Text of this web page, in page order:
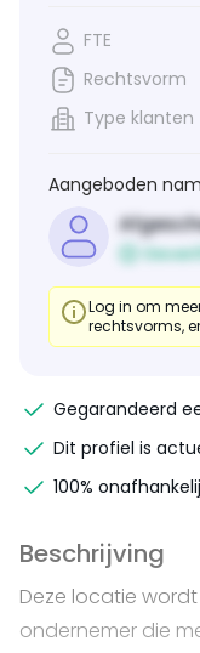
FTE
Rechtsvorm
Type klanten
Aangeboden
Log in om
rechtsvorms,
Gegarandeerd
Dit profiel is
100%
Beschrijving
Deze locatie
ondernemer die